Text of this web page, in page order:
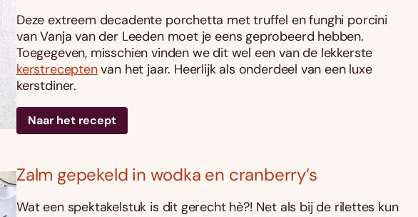
Deze extreem decadente porchetta met truffel en funghi porcini
van Vanja van der Leeden moet je eens geprobeerd hebben.
Toegegeven, misschien vinden we dit wel een van de lekkerste
kerstreceptenvan het jaar. Heerlijk als onderdeel van een luxe
kerstdiner.
Naar het recept
Zalm gepekeld in wodka en cranberry’s
Wat een spektakelstuk is dit gerecht hè?! Net als bij de rilettes kun